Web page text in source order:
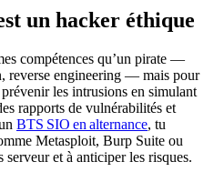
un hacker éthique
compétences qu’un pirate —
reverse engineering — mais pour
les intrusions en simulant
rapports de vulnérabilités et
BTS SIO en alternance, tu
Metasploit, Burp Suite ou
et à anticiper les risques.